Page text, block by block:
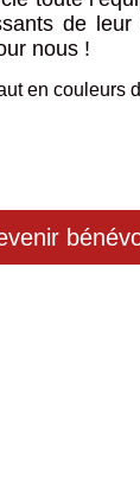
de
nous !
en couleurs